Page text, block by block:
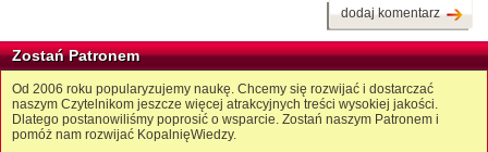
dodaj komentarz
Zostań Patronem
Od 2006 roku popularyzujemy naukę. Chcemy się rozwijać i dostarczać
naszym Czytelnikom jeszcze więcej atrakcyjnych treści wysokiej jakości.
Dlatego postanowiliśmy poprosić o wsparcie. Zostań naszym Patronem i
pomóż nam rozwijać KopalnięWiedzy.